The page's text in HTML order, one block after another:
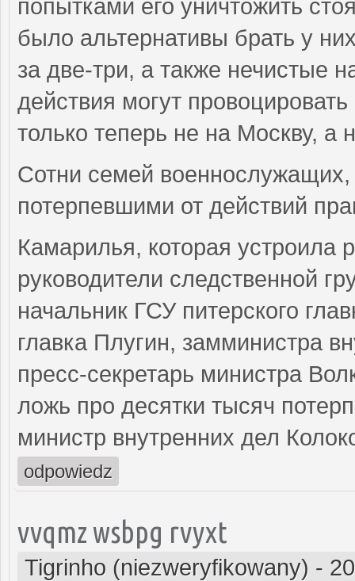
попытками его уничтожить
было альтернативы брать у
за две-три, а также нечистые
действия могут
только теперь не на Москву, а
Сотни семей
потерпевшими от действий
Камарилья, которая устроила
руководители следственной
начальник ГСУ питерского
главка Плугин, замминистра
пресс-секретарь министра
ложь про десятки тысяч
министр внутренних дел
odpowiedz
vvqmz wsbpg rvyxt
Tigrinho (niezweryfikowany) -